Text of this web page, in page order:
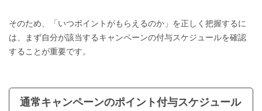
そのため、「いつポイントがもらえるのか」を正しく把握するに
は、まず自分が該当するキャンペーンの付与スケジュールを確認
することが重要です。
通常キャンペーンのポイント付与スケジュール